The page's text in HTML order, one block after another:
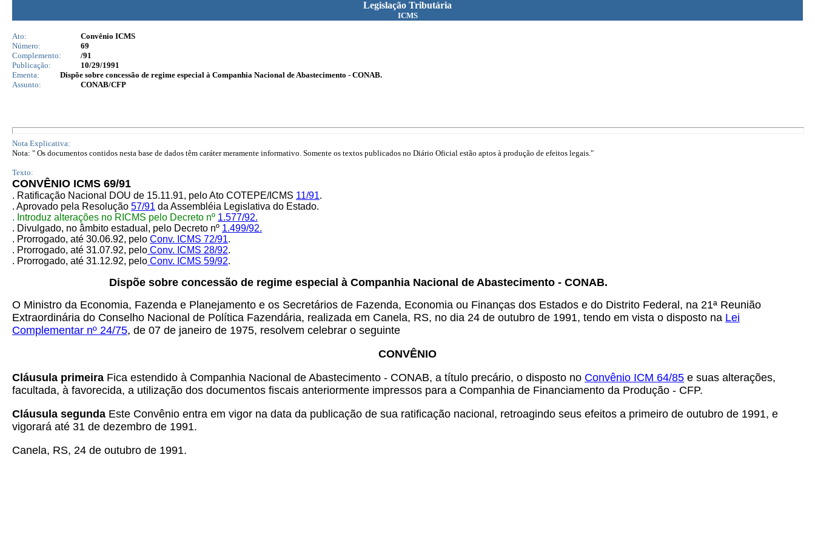
Legislação Tributária
ICMS
Ato:
Convênio ICMS
Número:
69
Complemento:
/91
Publicação:
10/29/1991
Ementa:
Dispõe sobre concessão de regime especial à Companhia Nacional de Abastecimento - CONAB.
Assunto:
CONAB/CFP
Nota Explicativa:
Nota: " Os documentos contidos nesta base de dados têm caráter meramente informativo. Somente os textos publicados no Diário Oficial estão aptos à produção de efeitos legais."
Texto:
CONVÊNIO ICMS 69/91
. Ratificação Nacional DOU de 15.11.91, pelo Ato COTEPE/ICMS 11/91.
. Aprovado pela Resolução 57/91 da Assembléia Legislativa do Estado.
. Introduz alterações no RICMS pelo Decreto nº 1.577/92.
. Divulgado, no âmbito estadual, pelo Decreto nº 1.499/92.
. Prorrogado, até 30.06.92, pelo Conv. ICMS 72/91.
. Prorrogado, até 31.07.92, pelo Conv. ICMS 28/92.
. Prorrogado, até 31.12.92, pelo Conv. ICMS 59/92.
Dispõe sobre concessão de regime especial à Companhia Nacional de Abastecimento - CONAB.
O Ministro da Economia, Fazenda e Planejamento e os Secretários de Fazenda, Economia ou Finanças dos Estados e do Distrito Federal, na 21ª Reunião
Extraordinária do Conselho Nacional de Política Fazendária, realizada em Canela, RS, no dia 24 de outubro de 1991, tendo em vista o disposto na Lei
Complementar nº 24/75, de 07 de janeiro de 1975, resolvem celebrar o seguinte
CONVÊNIO
Cláusula primeira Fica estendido à Companhia Nacional de Abastecimento - CONAB, a título precário, o disposto no Convênio ICM 64/85 e suas alterações,
facultada, à favorecida, a utilização dos documentos fiscais anteriormente impressos para a Companhia de Financiamento da Produção - CFP.
Cláusula segunda Este Convênio entra em vigor na data da publicação de sua ratificação nacional, retroagindo seus efeitos a primeiro de outubro de 1991, e
vigorará até 31 de dezembro de 1991.
Canela, RS, 24 de outubro de 1991.